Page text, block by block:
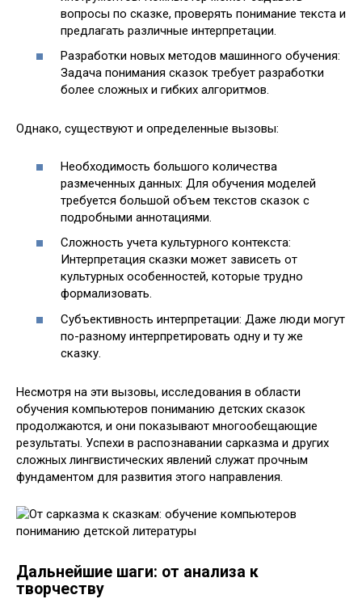
вопросы по сказке, проверять понимание текста и
предлагать различные интерпретации.
Разработки новых методов машинного обучения:
Задача понимания сказок требует разработки
более сложных и гибких алгоритмов.
Однако, существуют и определенные вызовы:
Необходимость большого количества
размеченных данных: Для обучения моделей
требуется большой объем текстов сказок с
подробными аннотациями.
Сложность учета культурного контекста:
Интерпретация сказки может зависеть от
культурных особенностей, которые трудно
формализовать.
Субъективность интерпретации: Даже люди могут
по-разному интерпретировать одну и ту же
сказку.
Несмотря на эти вызовы, исследования в области
обучения компьютеров пониманию детских сказок
продолжаются, и они показывают многообещающие
результаты. Успехи в распознавании сарказма и других
сложных лингвистических явлений служат прочным
фундаментом для развития этого направления.
Дальнейшие шаги: от анализа к
творчеству